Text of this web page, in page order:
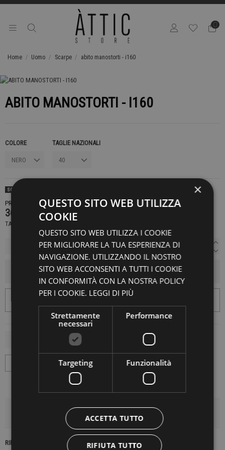
0
Home Uomo Scarpe abito manostorti - i160
ABITO MANOSTORTI - I160
COLORE TAGLIE NAZIONALI
SOLD OUT
PRODOTTO NON DISPONIBILE CONTATTACI PER SAPERE DI PIÙ
369,00 €
TASSE INCLUSE
AGGIUNGI AL CARRELLO
DETTAGLI DEL PRODOTTO
RIFERIMENTO
×
QUESTO SITO WEB UTILIZZA
COOKIE
QUESTO SITO WEB UTILIZZA I COOKIE
PER MIGLIORARE LA TUA ESPERIENZA DI
NAVIGAZIONE. UTILIZZANDO IL NOSTRO
SITO WEB ACCONSENTI A TUTTI I COOKIE
IN CONFORMITÀ CON LA NOSTRA POLICY
PER I COOKIE. LEGGI DI PIÙ
Strettamente
necessari
Performance
Targeting Funzionalità
ACCETTA TUTTO
RIFIUTA TUTTO